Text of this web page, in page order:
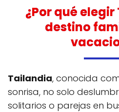
¿Por qué
destino
Tailandia, conocida
sonrisa, no solo
solitarios o parejas en